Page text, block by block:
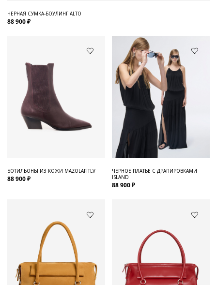
ЧЕРНАЯ СУМКА-БОУЛИНГ ALTO
88 900 ₽
БОТИЛЬОНЫ ИЗ КОЖИ MAZOLAFITLV
88 900 ₽
ЧЕРНОЕ ПЛАТЬЕ С ДРАПИРОВКАМИ
ISLAND
88 900 ₽